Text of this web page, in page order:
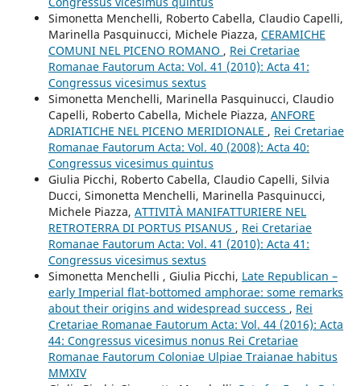
Simonetta Menchelli, Roberto Cabella, Claudio Capelli,
Marinella Pasquinucci, Michele Piazza, CERAMICHE
COMUNI NEL PICENO ROMANO , Rei Cretariae
Romanae Fautorum Acta: Vol. 41 (2010): Acta 41:
Congressus vicesimus sextus
Simonetta Menchelli, Marinella Pasquinucci, Claudio
Capelli, Roberto Cabella, Michele Piazza, ANFORE
ADRIATICHE NEL PICENO MERIDIONALE , Rei Cretariae
Romanae Fautorum Acta: Vol. 40 (2008): Acta 40:
Congressus vicesimus quintus
Giulia Picchi, Roberto Cabella, Claudio Capelli, Silvia
Ducci, Simonetta Menchelli, Marinella Pasquinucci,
Michele Piazza, ATTIVITÀ MANIFATTURIERE NEL
RETROTERRA DI PORTUS PISANUS , Rei Cretariae
Romanae Fautorum Acta: Vol. 41 (2010): Acta 41:
Congressus vicesimus sextus
Simonetta Menchelli , Giulia Picchi, Late Republican –
early Imperial flat-bottomed amphorae: some remarks
about their origins and widespread success , Rei
Cretariae Romanae Fautorum Acta: Vol. 44 (2016): Acta
44: Congressus vicesimus nonus Rei Cretariae
Romanae Fautorum Coloniae Ulpiae Traianae habitus
MMXIV